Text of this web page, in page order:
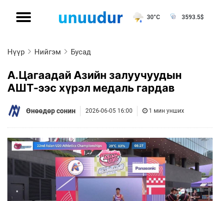
30°C 3593.5$
Нүүр Нийгэм Бусад
А.Цагаадай Азийн залуучуудын
АШТ-ээс хүрэл медаль гардав
Өнөөдөр сонин 2026-06-05 16:00 1 мин унших